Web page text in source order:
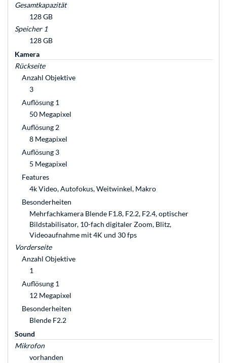
Gesamtkapazität
128 GB
Speicher 1
128 GB
Kamera
Rückseite
Anzahl Objektive
3
Auflösung 1
50 Megapixel
Auflösung 2
8 Megapixel
Auflösung 3
5 Megapixel
Features
4k Video, Autofokus, Weitwinkel, Makro
Besonderheiten
Mehrfachkamera Blende F1.8, F2.2, F2.4, optischer
Bildstabilisator, 10-fach digitaler Zoom, Blitz,
Videoaufnahme mit 4K und 30 fps
Vorderseite
Anzahl Objektive
1
Auflösung 1
12 Megapixel
Besonderheiten
Blende F2.2
Sound
Mikrofon
vorhanden